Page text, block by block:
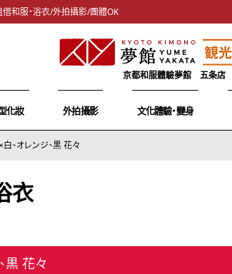
和服・浴衣/外拍攝影/團體OK
京都和服體驗夢館 五条店
化妝 外拍攝影 文化體驗・變身
白、オレンジ、黒 花々
衣
黒 花々